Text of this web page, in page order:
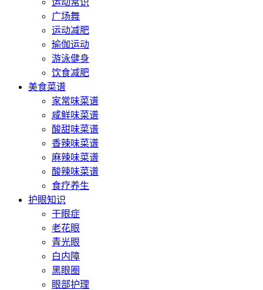
广场舞
运动减肥
瑜伽运动
游泳健身
饮食减肥
美食菜谱
家常味菜谱
咸鲜味菜谱
酸甜味菜谱
香辣味菜谱
麻辣味菜谱
酸辣味菜谱
食疗养生
护眼知识
干眼症
老花眼
青光眼
白内障
黑眼圈
眼部护理